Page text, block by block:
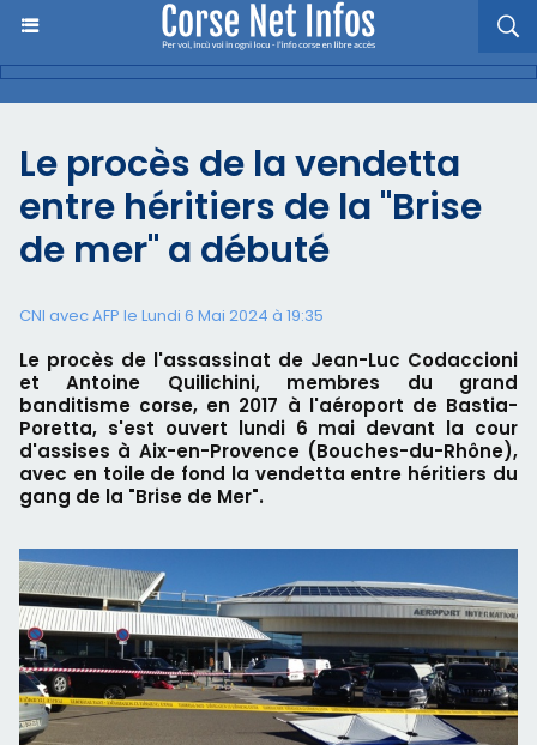
Le procès de la vendetta
entre héritiers de la "Brise
de mer" a débuté
CNI avec AFP le Lundi 6 Mai 2024 à 19:35
Le procès de l'assassinat de Jean-Luc Codaccioni
et Antoine Quilichini, membres du grand
banditisme corse, en 2017 à l'aéroport de Bastia-
Poretta, s'est ouvert lundi 6 mai devant la cour
d'assises à Aix-en-Provence (Bouches-du-Rhône),
avec en toile de fond la vendetta entre héritiers du
gang de la "Brise de Mer".